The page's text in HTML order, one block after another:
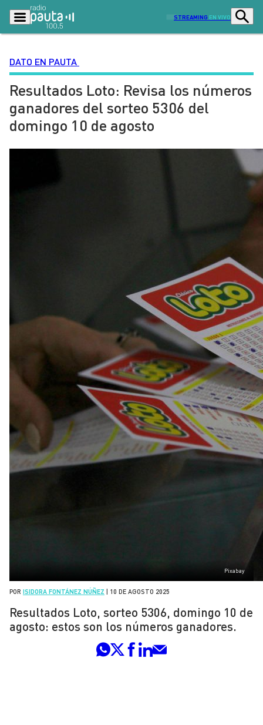
STREAMING EN VIVO
Podcasts Programas
Lo Último Actualidad
Ciudad
Sostenibilidad
Deportes
DATO EN PAUTA
Resultados Loto: Revisa los números
ganadores del sorteo 5306 del
domingo 10 de agosto
Pixabay
POR ISIDORA FONTÁNEZ NÚÑEZ 10 DE AGOSTO 2025
Resultados Loto, sorteo 5306, domingo 10 de
agosto: estos son los números ganadores.